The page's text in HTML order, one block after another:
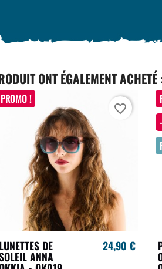
ONT ÉGALEMENT ACHETÉ
LUNETTES DE
ANNA
24,90 €
PROMO !
favorite_border